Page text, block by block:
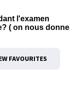
l'examen
( on nous donne
FAVOURITES